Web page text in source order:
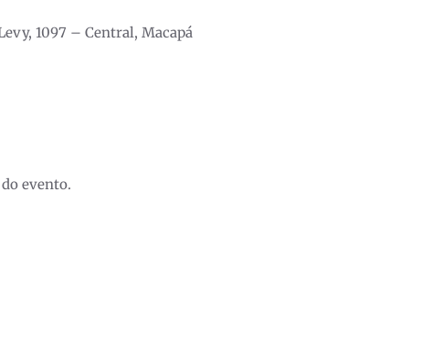
1097 – Central, Macapá
evento.